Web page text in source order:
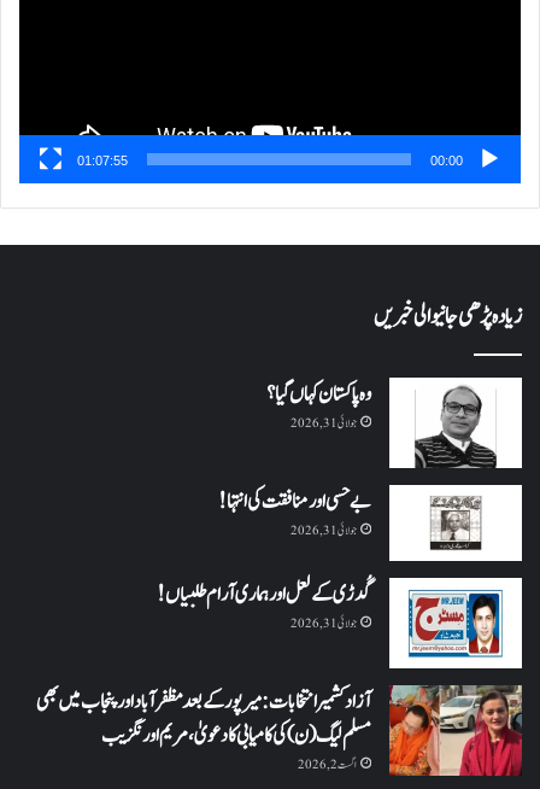
00:00
01:07:55
زیادہ پڑھی جانیوالی خبریں
وہ پاکستان کہاں گیا؟
جولائی 31, 2026
بے حسی اور منافقت کی انتہا !
جولائی 31, 2026
گُدڑی کے لعل اور ہماری آرام طلبیاں!
جولائی 31, 2026
آزاد کشمیر انتخابات: میرپور کے بعد مظفرآباد اور پنجاب میں بھی
مسلم لیگ (ن) کی کامیابی کا دعویٰ، مریم اورنگزیب
اگست 2, 2026